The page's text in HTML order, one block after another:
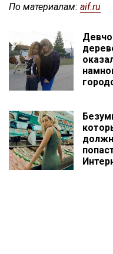
По материалам: aif.ru